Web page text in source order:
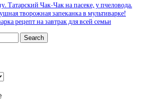
Татарский Чак-Чак на пасеке, у пчеловода.
творожная запеканка в мультиварке!
рецепт на завтрак для всей семьи